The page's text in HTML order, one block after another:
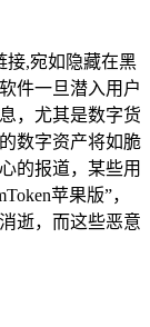
接,宛如隐藏在黑
件一旦潜入用户
，尤其是数字货
数字资产将如脆
的报道，某些用
苹果版”，
逝，而这些恶意